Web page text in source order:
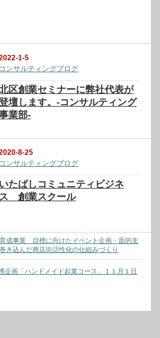
1-5
コンサルティングブログ
区創業セミナーに弊社代表が
壇します。-コンサルティング
業部-
8-25
コンサルティングブログ
いたばしコミュニティビジネ
ス 創業スクール
成事業 目標に向けたイベント企画・面的支
込んだ商店街活性化の仕組みづくり
企画「ハンドメイド起業コース」１１月１日